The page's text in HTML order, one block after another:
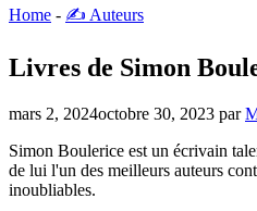
Home - ✍️ Auteurs
Livres de Simon
mars 2, 2024octobre 30, 2023 par
Simon Boulerice est un écrivain
de lui l'un des meilleurs auteurs
inoubliables.